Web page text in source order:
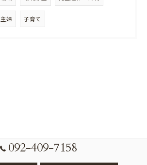
主婦 子育て
092-409-7158